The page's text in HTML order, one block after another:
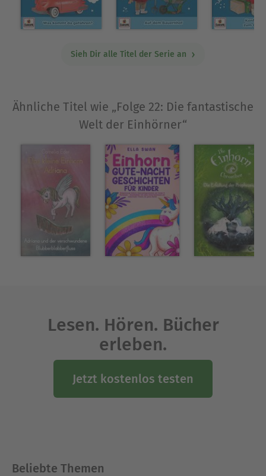
Sieh Dir alle Titel der Serie an
Ähnliche Titel wie „Folge 22: Die fantastische
Welt der Einhörner“
Lesen. Hören. Bücher
erleben.
Jetzt kostenlos testen
Beliebte Themen